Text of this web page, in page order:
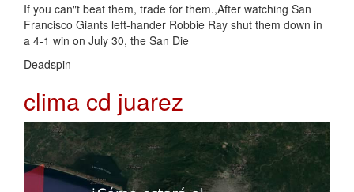
If you can"t beat them, trade for them.,After watching San
Francisco Giants left-hander Robbie Ray shut them down in
a 4-1 win on July 30, the San Die
Deadspin
clima cd juarez